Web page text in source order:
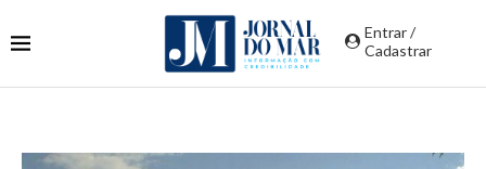
Entrar /
Cadastrar